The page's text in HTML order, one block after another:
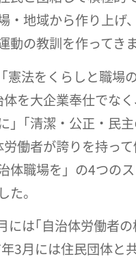
・地域から作り上げ
動の教訓を作ってき
憲法をくらしと職場
を大企業奉仕でな
」｢清潔・公正・民
働者が誇りを持っ
体職場を」の4つの
た。
には｢自治体労働者
3月には住民団体と